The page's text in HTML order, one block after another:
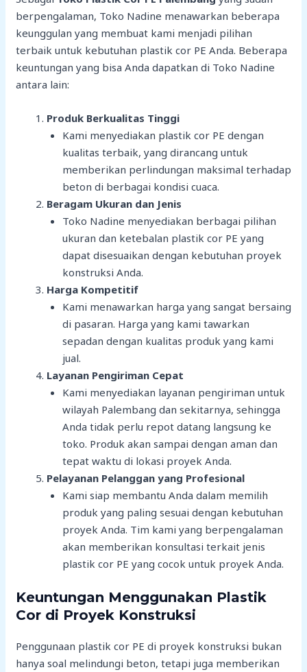
berpengalaman, Toko Nadine menawarkan beberapa
keunggulan yang membuat kami menjadi pilihan
terbaik untuk kebutuhan plastik cor PE Anda. Beberapa
keuntungan yang bisa Anda dapatkan di Toko Nadine
antara lain:
Produk Berkualitas Tinggi
Kami menyediakan plastik cor PE dengan
kualitas terbaik, yang dirancang untuk
memberikan perlindungan maksimal terhadap
beton di berbagai kondisi cuaca.
Beragam Ukuran dan Jenis
Toko Nadine menyediakan berbagai pilihan
ukuran dan ketebalan plastik cor PE yang
dapat disesuaikan dengan kebutuhan proyek
konstruksi Anda.
Harga Kompetitif
Kami menawarkan harga yang sangat bersaing
di pasaran. Harga yang kami tawarkan
sepadan dengan kualitas produk yang kami
jual.
Layanan Pengiriman Cepat
Kami menyediakan layanan pengiriman untuk
wilayah Palembang dan sekitarnya, sehingga
Anda tidak perlu repot datang langsung ke
toko. Produk akan sampai dengan aman dan
tepat waktu di lokasi proyek Anda.
Pelayanan Pelanggan yang Profesional
Kami siap membantu Anda dalam memilih
produk yang paling sesuai dengan kebutuhan
proyek Anda. Tim kami yang berpengalaman
akan memberikan konsultasi terkait jenis
plastik cor PE yang cocok untuk proyek Anda.
Keuntungan Menggunakan Plastik
Cor di Proyek Konstruksi
Penggunaan plastik cor PE di proyek konstruksi bukan
hanya soal melindungi beton, tetapi juga memberikan